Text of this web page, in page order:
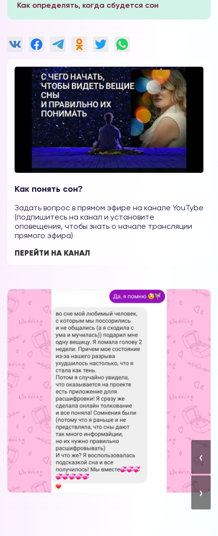
Как определять, когда сбудется сон
Как понять сон?
Задать вопрос в прямом эфире на канале YouTybe
(подпишитесь на канал и установите
оповещения, чтобы знать о начале трансляции
прямого эфира)
ПЕРЕЙТИ НА КАНАЛ
‹
›
Вы можете получать информацию во
снах (проверено более 100000
участниками)
Мы разработали систему практик, с
помощью которой можно получать
информацию во снах с первых дней.
Скачайте приложение, чтобы получить